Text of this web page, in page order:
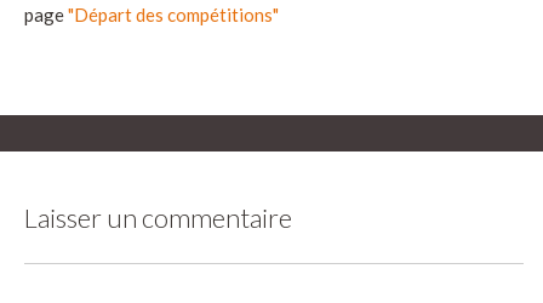
page"Départ des compétitions"
Laisser un commentaire